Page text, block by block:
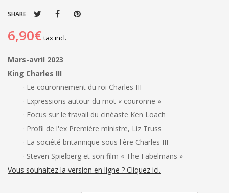
SHARE
6,90€tax incl.
Mars-avril 2023
King Charles III
· Le couronnement du roi Charles III
· Expressions autour du mot « couronne »
· Focus sur le travail du cinéaste Ken Loach
· Profil de l'ex Première ministre, Liz Truss
· La société britannique sous l'ère Charles III
· Steven Spielberg et son film « The Fabelmans »
Vous souhaitez la version en ligne ? Cliquez ici.